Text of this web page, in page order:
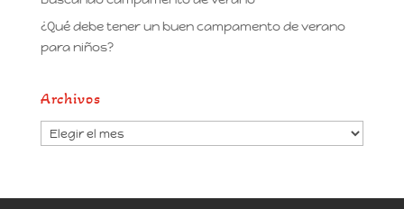
¿Qué debe tener un buen campamento de verano
para niños?
Archivos
Archivos